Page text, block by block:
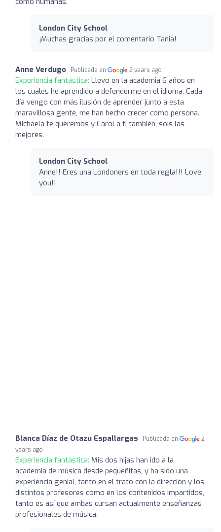
London City School
¡Muchas gracias por el comentario Tania!
Anne Verdugo Publicada en 2 years ago
Experiencia fantástica: Llevo en la academia 6 años en
los cuales he aprendido a defenderme en el idioma. Cada
día vengo con más ilusión de aprender junto a esta
maravillosa gente, me han hecho crecer como persona.
Michaela te queremos y Carol a ti también, sois las
mejores.
London City School
Anne!! Eres una Londoners en toda regla!!! Love
you!!
Blanca Díaz de Otazu Espallargas Publicada en
2
years ago
Experiencia fantástica: Mis dos hijas han ido a la
academia de música desde pequeñitas, y ha sido una
experiencia genial, tanto en el trato con la dirección y los
distintos profesores como en los contenidos impartidos,
tanto es así que ambas cursan actualmente enseñanzas
profesionales de música.